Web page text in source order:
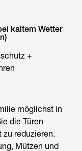
kaltem Wetter
+
möglichst in
die Türen
zu reduzieren.
Mützen und